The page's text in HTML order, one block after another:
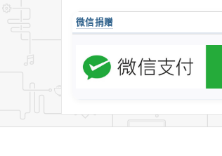
微信捐赠